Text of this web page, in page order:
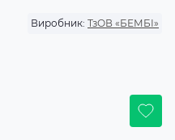
Виробник: ТзОВ «БЕМБІ»